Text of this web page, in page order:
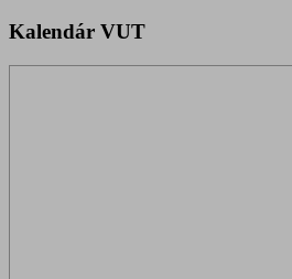
Kalendár VUT